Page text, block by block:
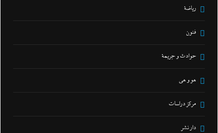
رياضة
فنون
حوادث و جريمة
هو و هي
مركز دراسات
دار نشر